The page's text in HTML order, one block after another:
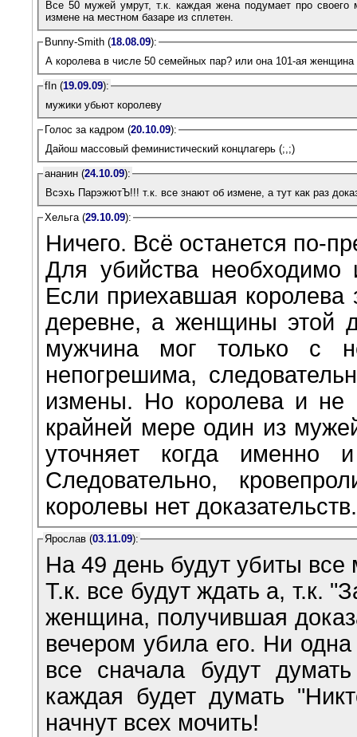
Все 50 мужей умрут, т.к. каждая жена подумает про
измене на местном базаре из сплетен.
Bunny-Smith (18.08.09):
А королева в числе 50 семейных пар? или она 101-ая женщина
fIn (19.09.09):
мужики убьют королеву
Голос за кадром (20.10.09):
Дайош массовый феминистический концлагерь (;,;)
ананин (24.10.09):
Всэхь ПарэжютЪ!!! т.к. все знают об измене, а тут как раз
Хельга (29.10.09):
Ничего. Всё останется по-
Для убийства необходимо
Если приехавшая королева
деревне, а женщины этой
мужчина мог только с
непогрешима,
измены. Но королева и не
крайней мере один из
уточняет когда
Следовательно,
королевы нет доказательств.
Ярослав (03.11.09):
На 49 день будут убиты
Т.к. все будут ждать а, т.к.
женщина, получившая
вечером убила его. Ни
все сначала будут
каждая будет думать
начнут всех мочить!